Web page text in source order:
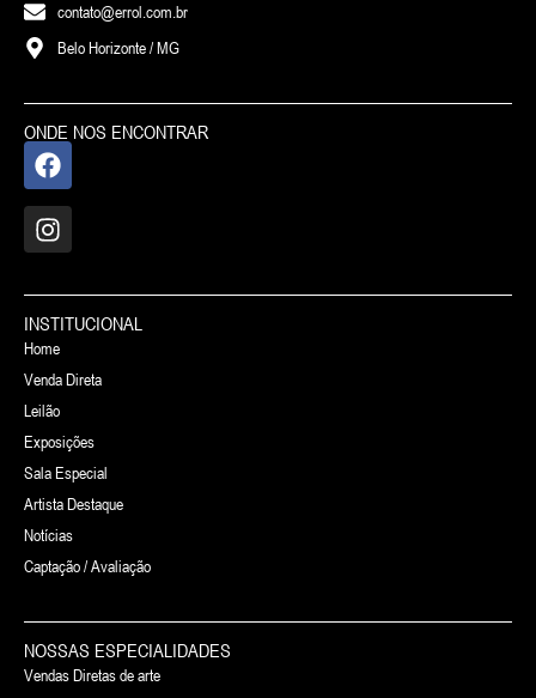
contato@errol.com.br
Belo Horizonte / MG
ONDE NOS ENCONTRAR
INSTITUCIONAL
Home
Venda Direta
Leilão
Exposições
Sala Especial
Artista Destaque
Notícias
Captação / Avaliação
NOSSAS ESPECIALIDADES
Vendas Diretas de arte